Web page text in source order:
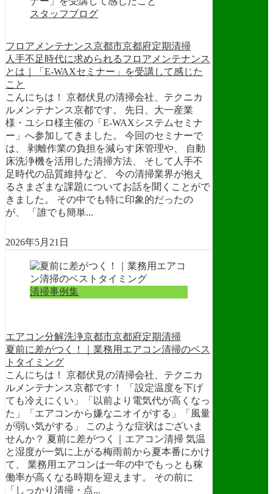
スタッフブログ
フロアメンテナンス京都市京都府定期清掃
人手不足時代に求められるフロアメンテナンス
とは｜「E-WAXセミナー」を受講して感じた
こと
こんにちは！ 京都伏見の清掃会社、テクニカ
ルメンテナンス京都です。 先日、大一産業
様・ユシロ様主催の「E-WAXシステムセミナ
ー」へ参加してきました。 今回のセミナーで
は、 剥離作業の負担を減らす床管理や、 自動
床洗浄機を活用した清掃方法、 そして人手不
足時代の品質維持など、 今の清掃業界が抱え
るさまざまな課題についてお話を聞くことがで
きました。 その中でも特に印象的だったの
が、 「誰でも簡単...
2026年5月21日
清掃事例集
エアコン分解洗浄京都市京都府定期清掃
夏前に差がつく！｜業務用エアコン清掃のベス
トタイミング
こんにちは！ 京都伏見の清掃会社、テクニカ
ルメンテナンス京都です！ 「設定温度を下げ
ても冷えにくい」「以前より電気代が高くなっ
た」「エアコンから嫌なニオイがする」「風量
が弱い気がする」 このような症状はございま
せんか？ 夏前に差がつく｜エアコン清掃 気温
と湿度が一気に上がる梅雨前から夏本番にかけ
て、 業務用エアコンは一年の中でもっとも稼
働率が高くなる時期を迎えます。 その前に
「しっかり清掃・点...